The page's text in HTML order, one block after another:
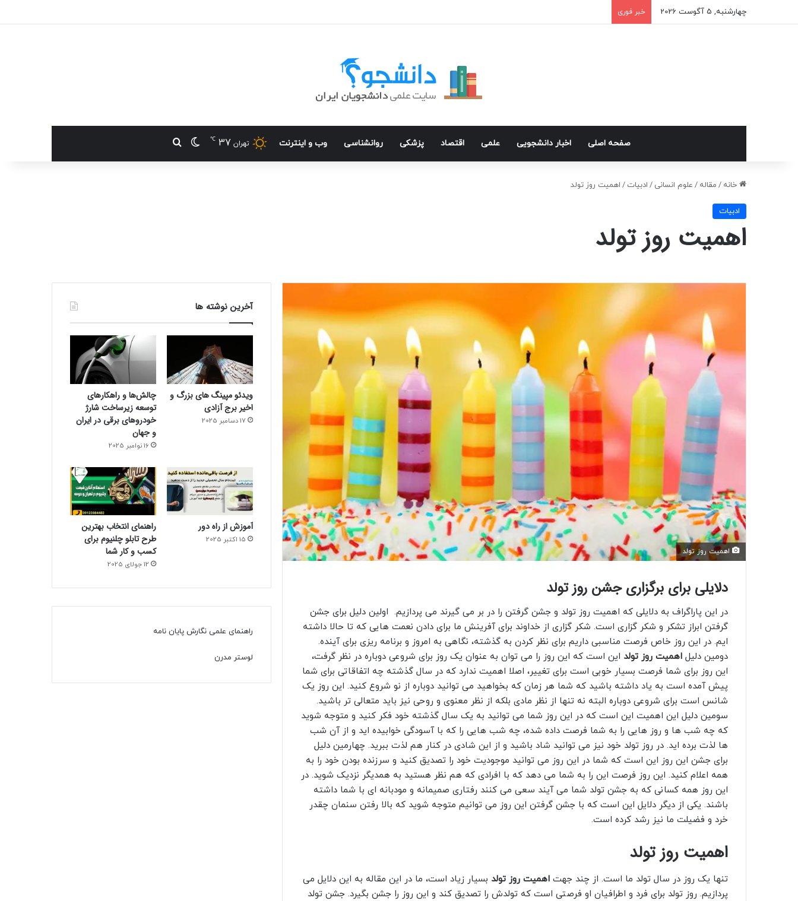
چهارشنبه, 5 آگوست 2026 خبر فوری
صفحه اصلی اخبار دانشجویی علمی اقتصاد پزشکی روانشناسی وب و اینترنت تهران 37
℃ تغییر پوسته
جستجو برای
خانه / مقاله / علوم انسانی / ادبیات / اهمیت روز تولد
ادبیات
اهمیت روز تولد
اهمیت روز تولد
دلایلی برای برگزاری جشن روز تولد
در این پاراگراف به دلایلی که اهمیت روز تولد و جشن گرفتن را در بر می گیرند می پردازیم. اولین دلیل برای جشن
گرفتن ابراز تشکر و شکر گزاری است. شکر گزاری از خداوند برای آفرینش ما برای دادن نعمت هایی که تا حالا داشته
ایم. در این روز خاص فرصت مناسبی داریم برای نظر کردن به گذشته، نگاهی به امروز و برنامه ریزی برای آینده.
دومین دلیل اهمیت روز تولد این است که این روز را می توان به عنوان یک روز برای شروعی دوباره در نظر گرفت،
این روز برای شما فرصت بسیار خوبی است برای تغییر، اصلا اهمیت ندارد که در سال گذشته چه اتفاقاتی برای شما
پیش آمده است به یاد داشته باشید که شما هر زمان که بخواهید می توانید دوباره از نو شروع کنید. این روز یک
شانس است برای شروعی دوباره البته نه تنها از نظر مادی بلکه از نظر معنوی و روحی نیز باید متعالی تر باشید.
سومین دلیل این اهمیت این است که در این روز شما می توانید به یک سال گذشته خود فکر کنید و متوجه شوید
که چه شب ها و روز هایی را به شما فرصت داده شده، چه شب هایی را که با آسودگی خوابیده اید و از آن شب
ها لذت برده اید. در روز تولد خود نیز می توانید شاد باشید و از این شادی در کنار هم لذت ببرید. چهارمین دلیل
برای جشن این روز این است که شما در این روز می توانید موجودیت خود را تصدیق کنید و سرزنده بودن خود را به
همه اعلام کنید. این روز فرصت این را به شما می دهد که با افرادی که هم نظر هستید به همدیگر نزدیک شوید. در
این روز همه کسانی که به جشن تولد شما می آیند سعی می کنند رفتاری صمیمانه و مودبانه ای با شما داشته
باشند. یکی از دیگر دلایل این است که با جشن گرفتن این روز می توانیم متوجه شوید که بالا رفتن سنمان چقدر
خرد و فضیلت ما نیز رشد کرده است.
اهمیت روز تولد
تنها یک روز در سال تولد ما است. از چند جهت اهمیت روز تولد بسیار زیاد است، ما در این مقاله به این دلایل می
پردازیم. روز تولد برای فرد و اطرافیان او فرصتی است که تولدش را تصدیق کند و این روز را جشن بگیرد. جشن تولد
آخرین نوشته ها
ویدئو مپینگ های بزرگ و
اخیر برج آزادی
17 دسامبر 2025
چالش‌ها و راهکارهای
توسعه زیرساخت شارژ
خودروهای برقی در ایران
و جهان
16 نوامبر 2025
آموزش از راه دور
15 اکتبر 2025
راهنمای انتخاب بهترین
طرح تابلو چلنیوم برای
کسب و کار شما
12 جولای 2025
راهنمای علمی نگارش پایان نامه
لوستر مدرن